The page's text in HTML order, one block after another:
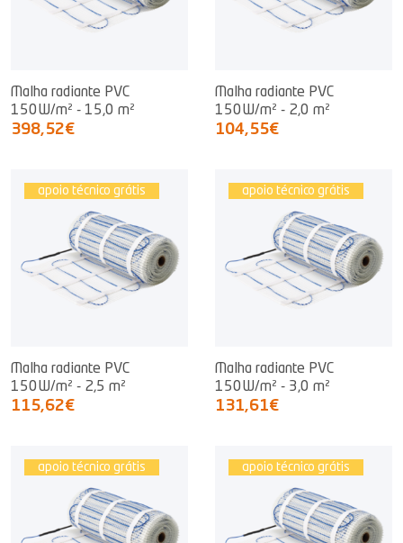
Malha radiante PVC
150W/m² - 15,0 m²
398,52€
Malha radiante PVC
150W/m² - 2,0 m²
104,55€
apoio técnico grátis
Malha radiante PVC
150W/m² - 2,5 m²
115,62€
apoio técnico grátis
Malha radiante PVC
150W/m² - 3,0 m²
131,61€
apoio técnico grátis apoio técnico grátis